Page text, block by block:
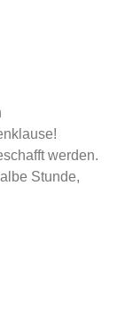
werden.
Stunde,